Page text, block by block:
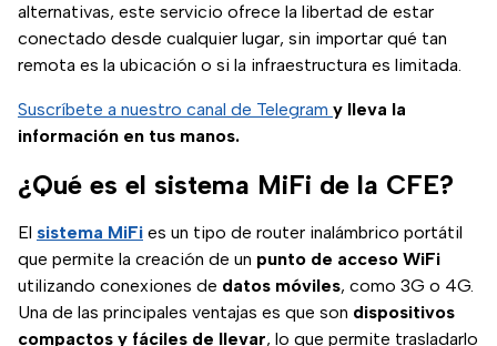
alternativas, este servicio ofrece la libertad de estar
conectado desde cualquier lugar, sin importar qué tan
remota es la ubicación o si la infraestructura es limitada.
Suscríbete a nuestro canal de Telegram y lleva la
información en tus manos.
¿Qué es el sistema MiFi de la CFE?
El sistema MiFi es un tipo de router inalámbrico portátil
que permite la creación de un punto de acceso WiFi
utilizando conexiones de datos móviles, como 3G o 4G.
Una de las principales ventajas es que son dispositivos
compactos y fáciles de llevar, lo que permite trasladarlo